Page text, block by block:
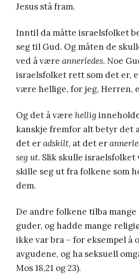
Jesus stå fram.
Inntil da måtte israelsfolket
seg til Gud. Og måten de
ved å være annerledes. Noe
israelsfolket rett som det er,
være hellige, for jeg, Herren,
Og det å være hellig
kanskje fremfor alt betyr det
det eradskilt, at det er
seg ut. Slik skulle
skille seg ut fra folkene som
dem.
De andre folkene tilba
guder, og hadde mange
ikke var bra – for eksempel å
avgudene, og ha seksuell
Mos 18,21 og 23).